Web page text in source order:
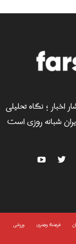
انتشار اخبار ؛ نگاه تحلیلی
شبانه روزی است
فرهنگ وهنری
ورزشی